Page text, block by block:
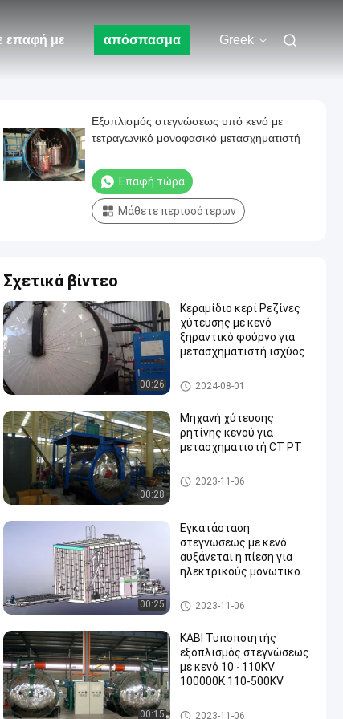
επαφή με απόσπασμα Greek
Εξοπλισμός στεγνώσεως υπό κενό με
τετραγωνικό μονοφασικό μετασχηματιστή
Επαφή τώρα
Μάθετε περισσότερων
Σχετικά βίντεο
00:26
Κεραμίδιο κερί Ρεζίνες
χύτευσης με κενό
ξηραντικό φούρνο για
μετασχηματιστή ισχύος
Μηχανή χύτευσης ρητίνης υ
πό κενό
2024-08-01
00:28
Μηχανή χύτευσης
ρητίνης κενού για
μετασχηματιστή CT PT
Μηχανή χύτευσης ρητίνης υ
πό κενό
2023-11-06
00:25
Εγκατάσταση
στεγνώσεως με κενό
αυξάνεται η πίεση για
ηλεκτρικούς μονωτικούς
Μηχανή χύτευσης ρητίνης υ
πό κενό
2023-11-06
00:15
ΚΑΒΙ Τυποποιητής
εξοπλισμός στεγνώσεως
με κενό 10 ∙ 110KV
100000K 110-500KV
Μηχανή χύτευσης ρητίνης υ
2023-11-06